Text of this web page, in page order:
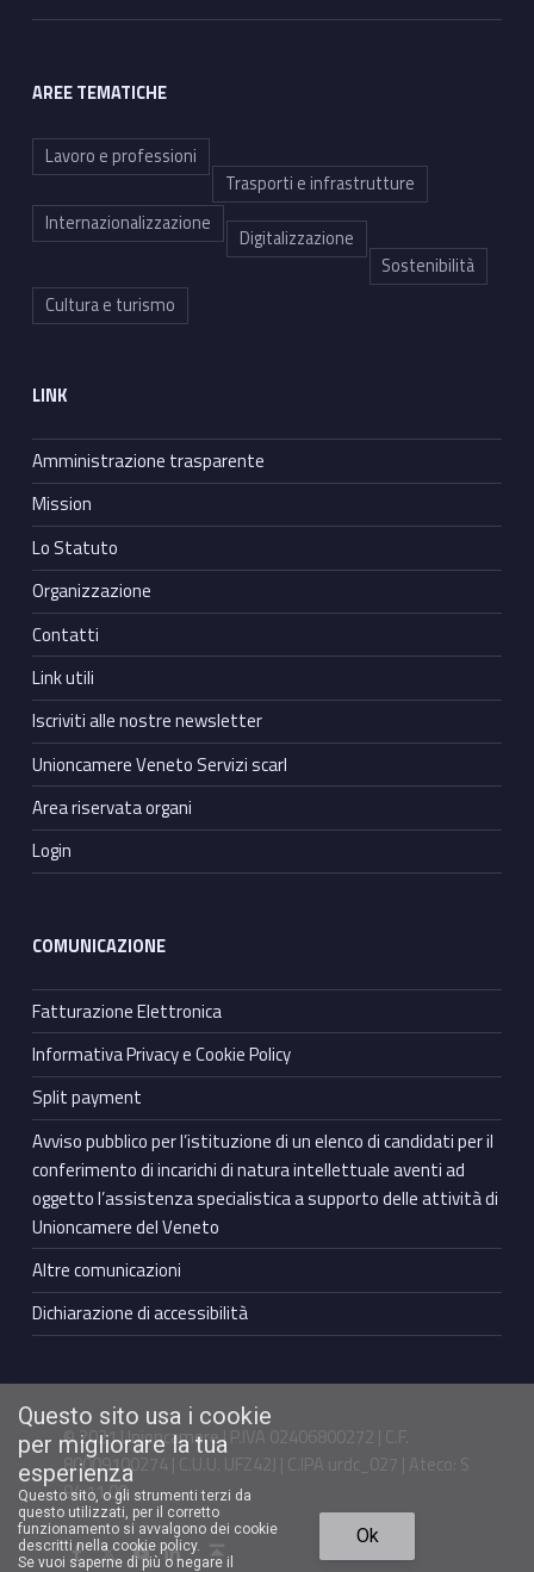
AREE TEMATICHE
Lavoro e professioni
Trasporti e infrastrutture
Internazionalizzazione
Digitalizzazione
Sostenibilità
Cultura e turismo
LINK
Amministrazione trasparente
Mission
Lo Statuto
Organizzazione
Contatti
Link utili
Iscriviti alle nostre newsletter
Unioncamere Veneto Servizi scarl
Area riservata organi
Login
COMUNICAZIONE
Fatturazione Elettronica
Informativa Privacy e Cookie Policy
Split payment
Avviso pubblico per l’istituzione di un elenco di candidati per il
conferimento di incarichi di natura intellettuale aventi ad
oggetto l’assistenza specialistica a supporto delle attività di
Unioncamere del Veneto
Altre comunicazioni
Dichiarazione di accessibilità
© 2021 Unioncamere | P.IVA 02406800272 | C.F.
80009100274 | C.U.U. UFZ42J | C.IPA urdc_027 | Ateco: S
94.11.00
Facebook Unioncamere VenetoTwitter Unioncamere VenetoYoutube Unioncamere VenetoLinkedin Unioncamere Veneto Torna in cima ↑
Questo sito usa i cookie
per migliorare la tua
esperienza
Questo sito, o gli strumenti terzi da
questo utilizzati, per il corretto
funzionamento si avvalgono dei cookie
descritti nella cookie policy.
Se vuoi saperne di più o negare il
Ok